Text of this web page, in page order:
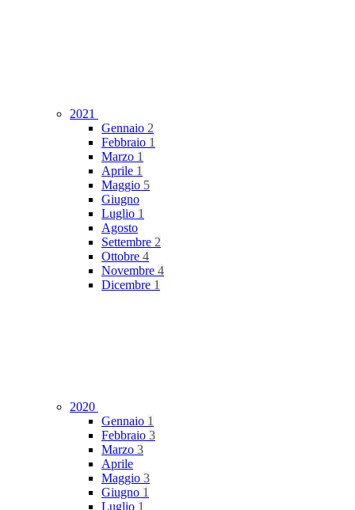
2021
Gennaio 2
Febbraio 1
Marzo 1
Aprile 1
Maggio 5
Giugno
Luglio 1
Agosto
Settembre 2
Ottobre 4
Novembre 4
Dicembre 1
2020
Gennaio 1
Febbraio 3
Marzo 3
Aprile
Maggio 3
Giugno 1
Luglio 1